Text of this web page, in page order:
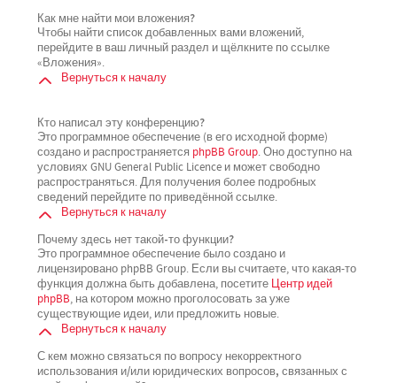
Как мне найти мои вложения?
Чтобы найти список добавленных вами вложений,
перейдите в ваш личный раздел и щёлкните по ссылке
«Вложения».
Вернуться к началу
Кто написал эту конференцию?
Это программное обеспечение (в его исходной форме)
создано и распространяется phpBB Group. Оно доступно на
условиях GNU General Public Licence и может свободно
распространяться. Для получения более подробных
сведений перейдите по приведённой ссылке.
Вернуться к началу
Почему здесь нет такой-то функции?
Это программное обеспечение было создано и
лицензировано phpBB Group. Если вы считаете, что какая-то
функция должна быть добавлена, посетите Центр идей
phpBB, на котором можно проголосовать за уже
существующие идеи, или предложить новые.
Вернуться к началу
С кем можно связаться по вопросу некорректного
использования и/или юридических вопросов, связанных с